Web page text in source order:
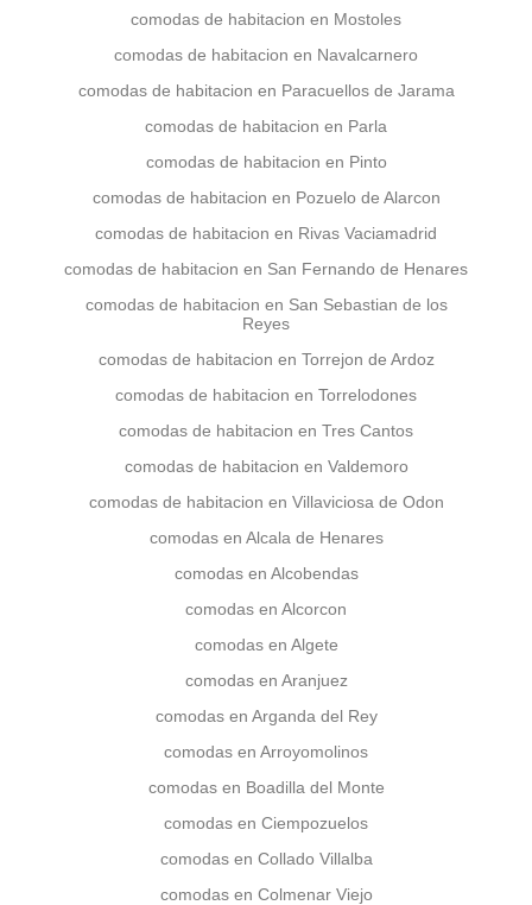
comodas de habitacion en Mostoles
comodas de habitacion en Navalcarnero
comodas de habitacion en Paracuellos de Jarama
comodas de habitacion en Parla
comodas de habitacion en Pinto
comodas de habitacion en Pozuelo de Alarcon
comodas de habitacion en Rivas Vaciamadrid
comodas de habitacion en San Fernando de Henares
comodas de habitacion en San Sebastian de los
Reyes
comodas de habitacion en Torrejon de Ardoz
comodas de habitacion en Torrelodones
comodas de habitacion en Tres Cantos
comodas de habitacion en Valdemoro
comodas de habitacion en Villaviciosa de Odon
comodas en Alcala de Henares
comodas en Alcobendas
comodas en Alcorcon
comodas en Algete
comodas en Aranjuez
comodas en Arganda del Rey
comodas en Arroyomolinos
comodas en Boadilla del Monte
comodas en Ciempozuelos
comodas en Collado Villalba
comodas en Colmenar Viejo